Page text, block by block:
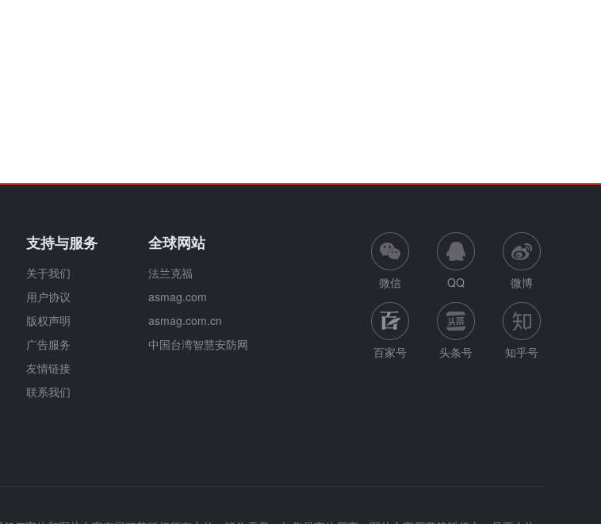
支持与服务
关于我们
用户协议
版权声明
广告服务
友情链接
联系我们
全球网站
法兰克福
asmag.com
asmag.com.cn
中国台湾智慧安防网
微信 QQ 微博
百家号 头条号 知乎号